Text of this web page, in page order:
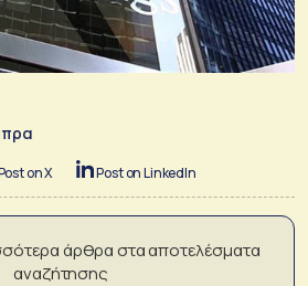
on X Post on LinkedIn
άρθρα στα αποτελέσματα
αναζήτησης